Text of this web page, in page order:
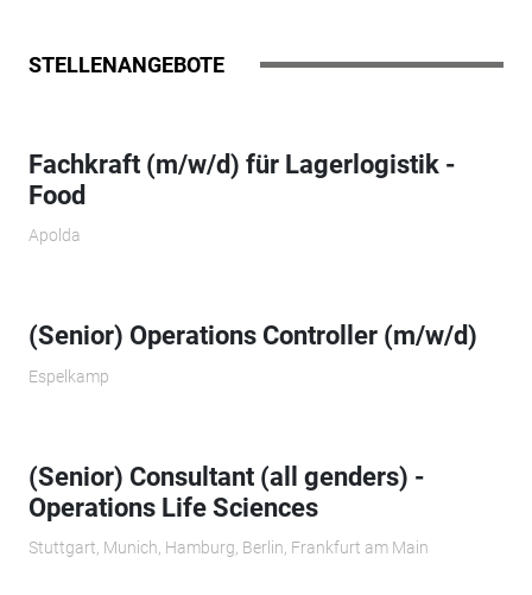
STELLENANGEBOTE
Fachkraft (m/w/d) für Lagerlogistik -
Food
Apolda
(Senior) Operations Controller (m/w/d)
Espelkamp
(Senior) Consultant (all genders) -
Operations Life Sciences
Stuttgart, Munich, Hamburg, Berlin, Frankfurt am Main